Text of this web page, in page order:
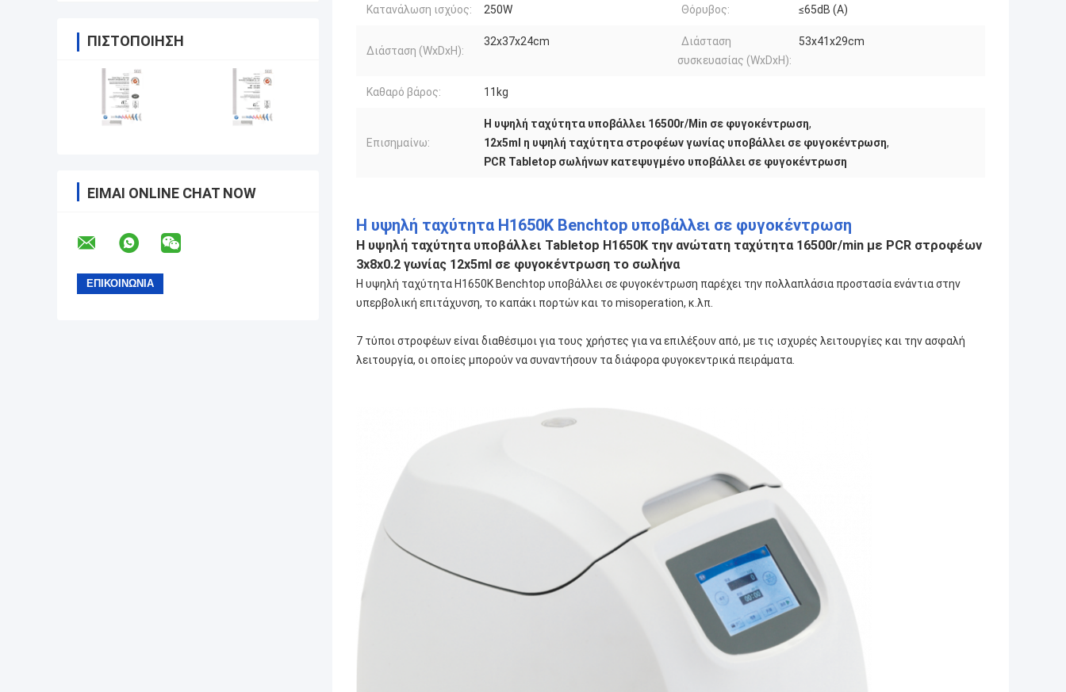
ΠΙΣΤΟΠΟΊΗΣΗ
ΕΊΜΑΙ ONLINE CHAT NOW
Κατανάλωση ισχύος: 250W Θόρυβος: ≤65dB (Α)
Διάσταση (WxDxH):
32x37x24cm
Διάσταση
συσκευασίας (WxDxH):
53x41x29cm
Καθαρό βάρος: 11kg
Επισημαίνω:
Η υψηλή ταχύτητα υποβάλλει 16500r/Min σε φυγοκέντρωση,
12x5ml η υψηλή ταχύτητα στροφέων γωνίας υποβάλλει σε φυγοκέντρωση,
PCR Tabletop σωλήνων κατεψυγμένο υποβάλλει σε φυγοκέντρωση
Η υψηλή ταχύτητα H1650K Benchtop υποβάλλει σε φυγοκέντρωση
Η υψηλή ταχύτητα υποβάλλει Tabletop H1650K την ανώτατη ταχύτητα 16500r/min με PCR στροφέων
3x8x0.2 γωνίας 12x5ml σε φυγοκέντρωση το σωλήνα
Η υψηλή ταχύτητα H1650K Benchtop υποβάλλει σε φυγοκέντρωση παρέχει την πολλαπλάσια προστασία ενάντια στην
υπερβολική επιτάχυνση, το καπάκι πορτών και το misoperation, κ.λπ.
7 τύποι στροφέων είναι διαθέσιμοι για τους χρήστες για να επιλέξουν από, με τις ισχυρές λειτουργίες και την ασφαλή
λειτουργία, οι οποίες μπορούν να συναντήσουν τα διάφορα φυγοκεντρικά πειράματα.